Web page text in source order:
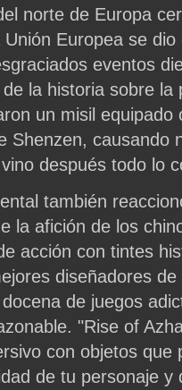
norte de Europa
Europea se
eventos
la historia sobre la
un misil equipado
Shenzen, causando
después todo lo
también
la afición de los
acción con tintes
diseñadores
de juegos
"Rise of
con objetos que
de tu personaje y